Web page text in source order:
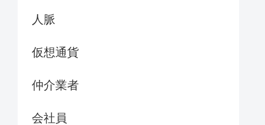
人脈
仮想通貨
仲介業者
会社員